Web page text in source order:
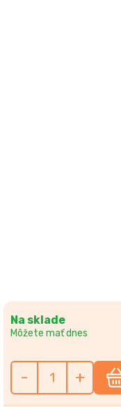
Na sklade
Môžete mať dnes
- +